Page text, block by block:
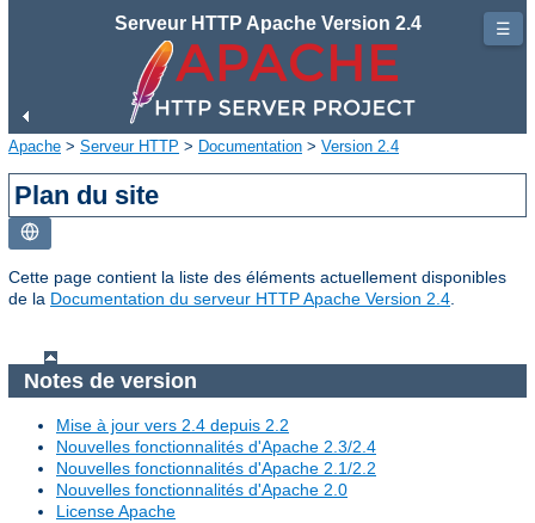
Serveur HTTP Apache Version 2.4
Apache > Serveur HTTP > Documentation > Version 2.4
Plan du site
Cette page contient la liste des éléments actuellement disponibles
de la Documentation du serveur HTTP Apache Version 2.4
Notes de version
Mise à jour vers 2.4 depuis 2.2
Nouvelles fonctionnalités d'Apache 2.3/2.4
Nouvelles fonctionnalités d'Apache 2.1/2.2
Nouvelles fonctionnalités d'Apache 2.0
License Apache
☰